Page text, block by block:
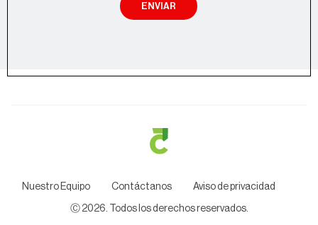
ENVIAR
Nuestro Equipo Contáctanos Aviso de privacidad
Ⓒ 2026 . Todos los derechos reservados.